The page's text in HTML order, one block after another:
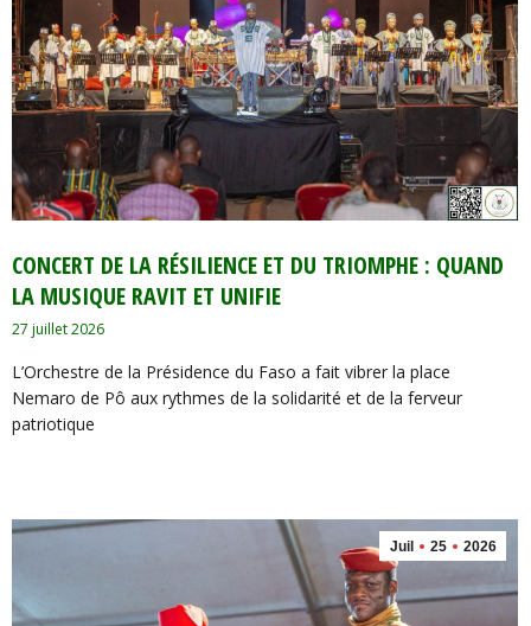
‎​CONCERT DE LA RÉSILIENCE ET DU TRIOMPHE : QUAND
LA MUSIQUE RAVIT ET UNIFIE
27 juillet 2026
L’Orchestre de la Présidence du Faso a fait vibrer la place
Nemaro de Pô aux rythmes de la solidarité et de la ferveur
patriotique
Juil 25 2026